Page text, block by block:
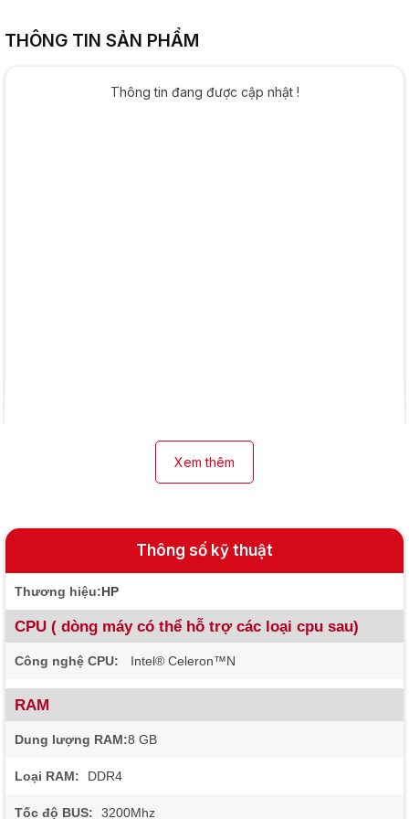
THÔNG TIN SẢN PHẨM
Thông tin đang được cập nhật !
Xem thêm
Thông số kỹ thuật
Thương hiệu:HP
CPU ( dòng máy có thể hỗ trợ các loại cpu sau)
Công nghệ CPU: Intel® Celeron™N
RAM
Dung lượng RAM:8 GB
Loại RAM: DDR4
Tốc độ BUS: 3200Mhz